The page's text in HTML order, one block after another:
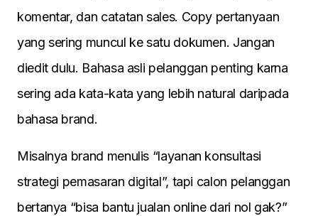
komentar, dan catatan sales. Copy pertanyaan
yang sering muncul ke satu dokumen. Jangan
diedit dulu. Bahasa asli pelanggan penting karna
sering ada kata-kata yang lebih natural daripada
bahasa brand.
Misalnya brand menulis “layanan konsultasi
strategi pemasaran digital”, tapi calon pelanggan
bertanya “bisa bantu jualan online dari nol gak?”